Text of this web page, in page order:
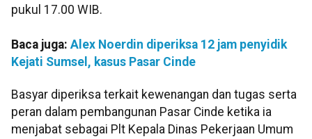
pukul 17.00 WIB.
Baca juga: Alex Noerdin diperiksa 12 jam penyidik
Kejati Sumsel, kasus Pasar Cinde
Basyar diperiksa terkait kewenangan dan tugas serta
peran dalam pembangunan Pasar Cinde ketika ia
menjabat sebagai Plt Kepala Dinas Pekerjaan Umum